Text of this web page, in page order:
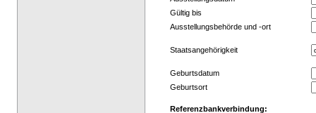
Gültig bis
Ausstellungsbehörde und -ort
Staatsangehörigkeit
Geburtsdatum
Geburtsort
Referenzbankverbindung: